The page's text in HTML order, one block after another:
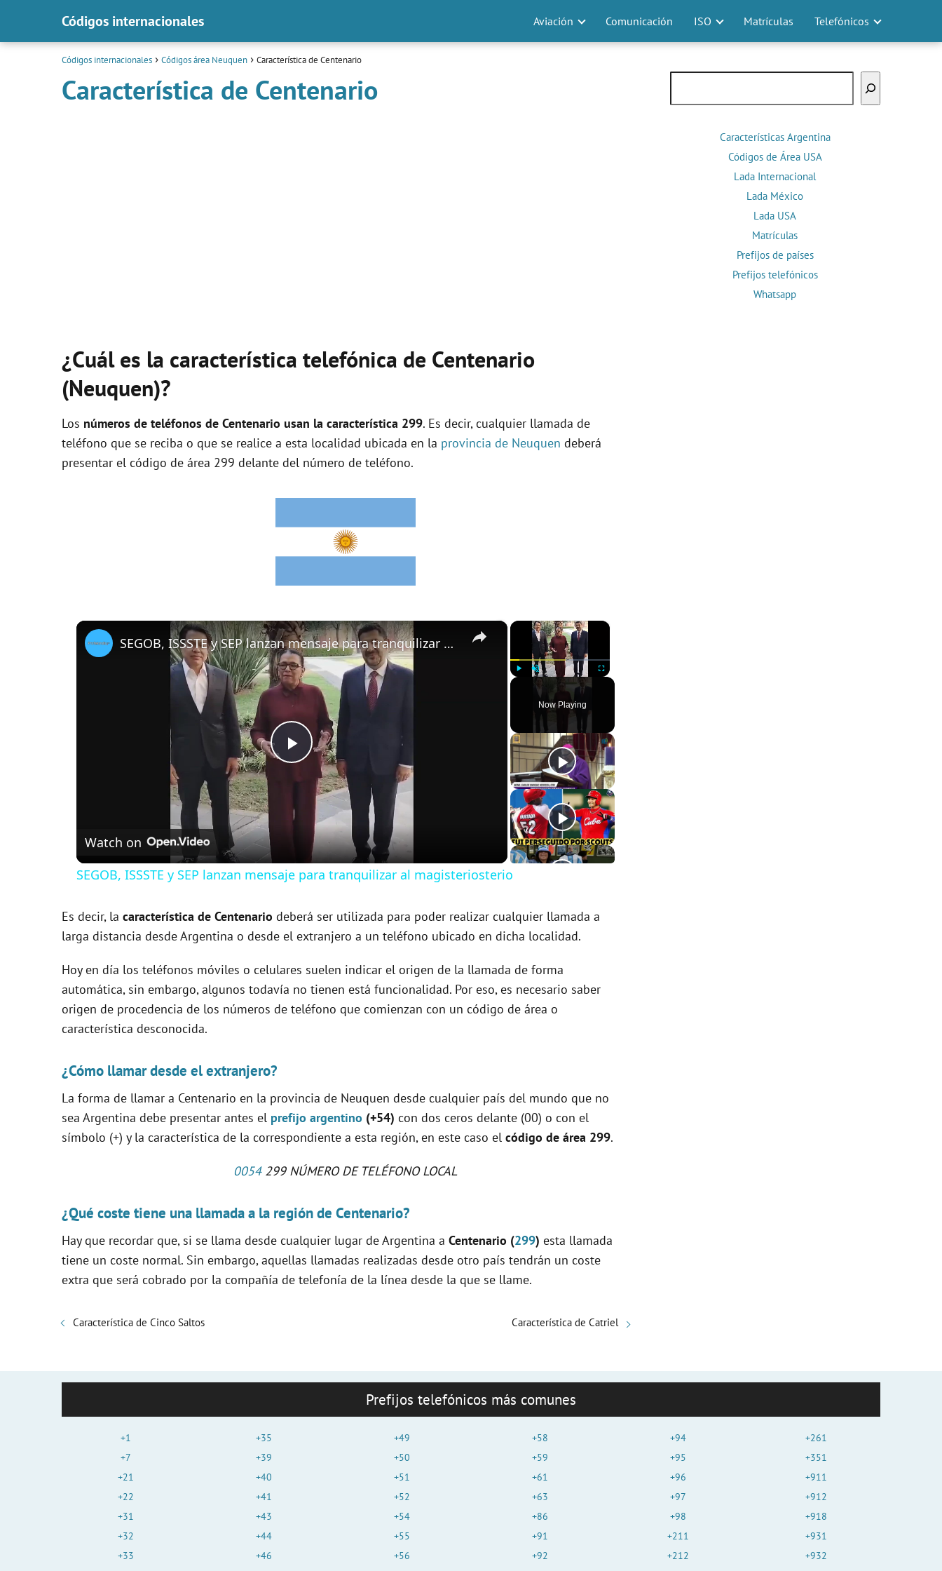
Códigos internacionales Aviación Comunicación ISO Matrículas Telefónicos
Códigos internacionales Códigos área Neuquen Característica de Centenario
Característica de Centenario
¿Cuál es la característica telefónica de Centenario
(Neuquen)?
Los números de teléfonos de Centenario usan la característica 299. Es decir, cualquier llamada de
teléfono que se reciba o que se realice a esta localidad ubicada en la provincia de Neuquen deberá
presentar el código de área 299 delante del número de teléfono.
×
Fullscreen
Now Playing
×
P
l
y
V
i
d
o
SEGOB, ISSSTE y SEP lanzan mensaje para tranquilizar al magisteriosterio
Watch on
SEGOB, ISSSTE y SEP lanzan mensaje para tranquilizar al magisteriosterio
Es decir, la característica de Centenario deberá ser utilizada para poder realizar cualquier llamada a
larga distancia desde Argentina o desde el extranjero a un teléfono ubicado en dicha localidad.
Hoy en día los teléfonos móviles o celulares suelen indicar el origen de la llamada de forma
automática, sin embargo, algunos todavía no tienen está funcionalidad. Por eso, es necesario saber
origen de procedencia de los números de teléfono que comienzan con un código de área o
característica desconocida.
¿Cómo llamar desde el extranjero?
La forma de llamar a Centenario en la provincia de Neuquen desde cualquier país del mundo que no
sea Argentina debe presentar antes el prefijo argentino (+54) con dos ceros delante (00) o con el
símbolo (+) y la característica de la correspondiente a esta región, en este caso el código de área 299.
0054299 NÚMERO DE TELÉFONO LOCAL
¿Qué coste tiene una llamada a la región de Centenario?
Hay que recordar que, si se llama desde cualquier lugar de Argentina a Centenario (299) esta llamada
tiene un coste normal. Sin embargo, aquellas llamadas realizadas desde otro país tendrán un coste
extra que será cobrado por la compañía de telefonía de la línea desde la que se llame.
Característica de Cinco Saltos Característica de Catriel
Características Argentina
Códigos de Área USA
Lada Internacional
Lada México
Lada USA
Matrículas
Prefijos de países
Prefijos telefónicos
Whatsapp
Prefijos telefónicos más comunes
+1
+7
+21
+22
+31
+32
+33
+35
+39
+40
+41
+43
+44
+46
+49
+50
+51
+52
+54
+55
+56
+58
+59
+61
+63
+86
+91
+92
+94
+95
+96
+97
+98
+211
+212
+261
+351
+911
+912
+918
+931
+932